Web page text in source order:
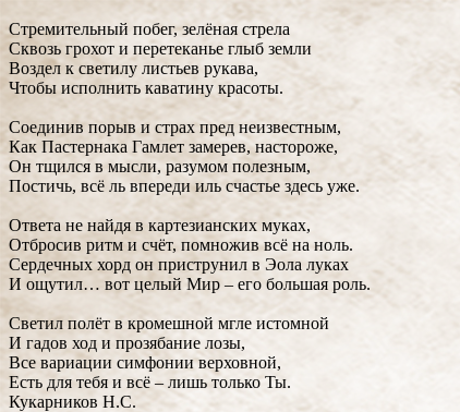
Стремительный побег, зелёная стрела
Сквозь грохот и перетеканье глыб земли
Воздел к светилу листьев рукава,
Чтобы исполнить каватину красоты.
Соединив порыв и страх пред неизвестным,
Как Пастернака Гамлет замерев, настороже,
Он тщился в мысли, разумом полезным,
Постичь, всё ль впереди иль счастье здесь уже.
Ответа не найдя в картезианских муках,
Отбросив ритм и счёт, помножив всё на ноль.
Сердечных хорд он приструнил в Эола луках
И ощутил… вот целый Мир – его большая роль.
Светил полёт в кромешной мгле истомной
И гадов ход и прозябание лозы,
Все вариации симфонии верховной,
Есть для тебя и всё – лишь только Ты.
Кукарников Н.С.